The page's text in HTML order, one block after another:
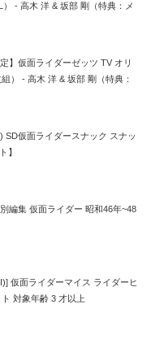
- 高木 洋 & 坂部 剛（特典：メ
】仮面ライダーゼッツ TV オリ
） - 高木 洋 & 坂部 剛（特典：
SD仮面ライダースナック スナッ
】
編集 仮面ライダー 昭和46年~48
仮面ライダーマイス ライダーヒ
対象年齢 3 才以上